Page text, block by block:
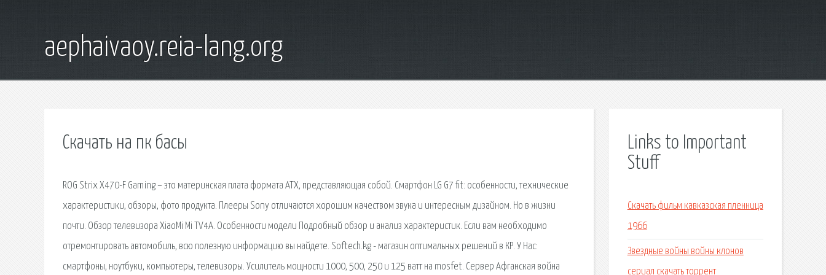
aephaivaoy.reia-lang.org
Скачать на пк басы
ROG Strix X470-F Gaming – это материнская плата формата ATX, представляющая собой. Смартфон LG G7 fit: особенности, технические
характеристики, обзоры, фото продукта. Плееры Sony отличаются хорошим качеством звука и интересным дизайном. Но в жизни
почти. Обзор телевизора XiaoMi Mi TV4A. Особенности модели Подробный обзор и анализ характеристик. Если вам необходимо
отремонтировать автомобиль, всю полезную информацию вы найдете. Softech.kg - магазин оптимальных решений в КР. У Нас:
смартфоны, ноутбуки, компьютеры, телевизоры. Усилитель мощности 1000, 500, 250 и 125 ватт на mosfet. Сервер Афганская война
Links to Important
Stuff
Скачать фильм кавказская пленница
1966
Звездные войны войны клонов
сериал скачать торрент